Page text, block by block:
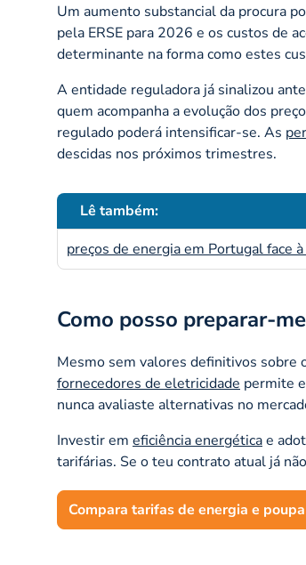
Um aumento substancial da procura
pela ERSE para 2026 e os custos de
determinante na forma como estes
A entidade reguladora já sinalizou
quem acompanha a evolução dos
regulado poderá intensificar-se. As
descidas nos próximos trimestres.
Lê também:
preços de energia em Portugal face
Como posso preparar-
Mesmo sem valores definitivos sobre
fornecedores de eletricidade permite
nunca avaliaste alternativas no
Investir em eficiência energéticae
tarifárias. Se o teu contrato atual já
Compara tarifas de energia e